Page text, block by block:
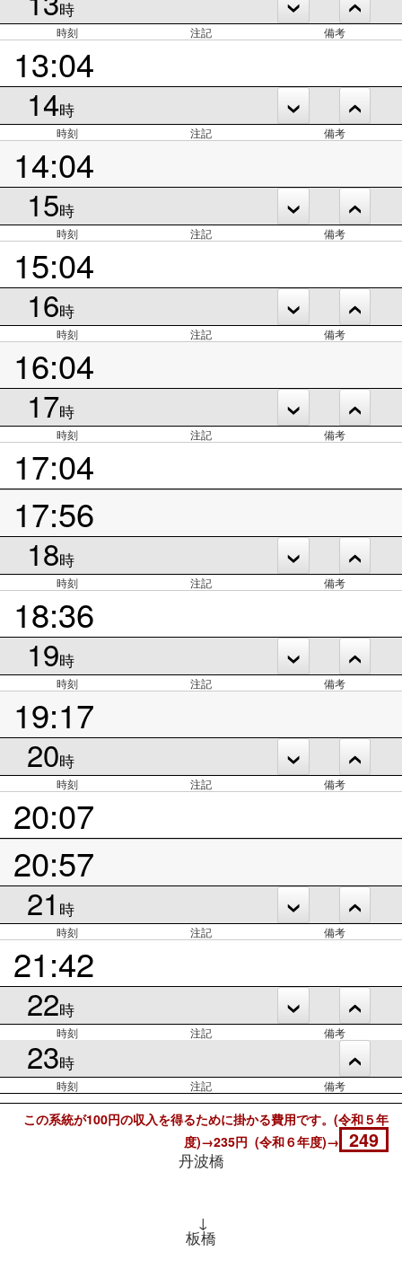
時
時刻 注記 備考
13:04
14時
時刻 注記 備考
14:04
15時
時刻 注記 備考
15:04
16時
時刻 注記 備考
16:04
17時
時刻 注記 備考
17:04
17:56
18時
時刻 注記 備考
18:36
19時
時刻 注記 備考
19:17
20時
時刻 注記 備考
20:07
20:57
21 時
時刻 注記 備考
21:42
22時
時刻 注記 備考
23時
時刻 注記 備考
この系統が100円の収入を得るために掛かる費用です。(令和５年
度)→235円 (令和６年度)→ 249
丹波橋
↓
板橋